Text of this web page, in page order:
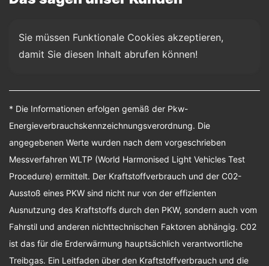
Sie müssen Funktionale Cookies akzeptieren,
damit Sie diesen Inhalt abrufen können!
* Die Informationen erfolgen gemäß der Pkw-
Energieverbrauchskennzeichnungsverordnung. Die
angegebenen Werte wurden nach dem vorgeschrieben
Messverfahren WLTP (World Harmonised Light Vehicles Test
Procedure) ermittelt. Der Kraftstoffverbrauch und der C02-
Ausstoß eines PKW sind nicht nur von der effizienten
Ausnutzung des Kraftstoffs durch den PKW, sondern auch vom
Fahrstil und anderen nichttechnischen Faktoren abhängig. C02
ist das für die Erderwärmung hauptsächlich verantwortliche
Treibgas. Ein Leitfaden über den Kraftstoffverbrauch und die